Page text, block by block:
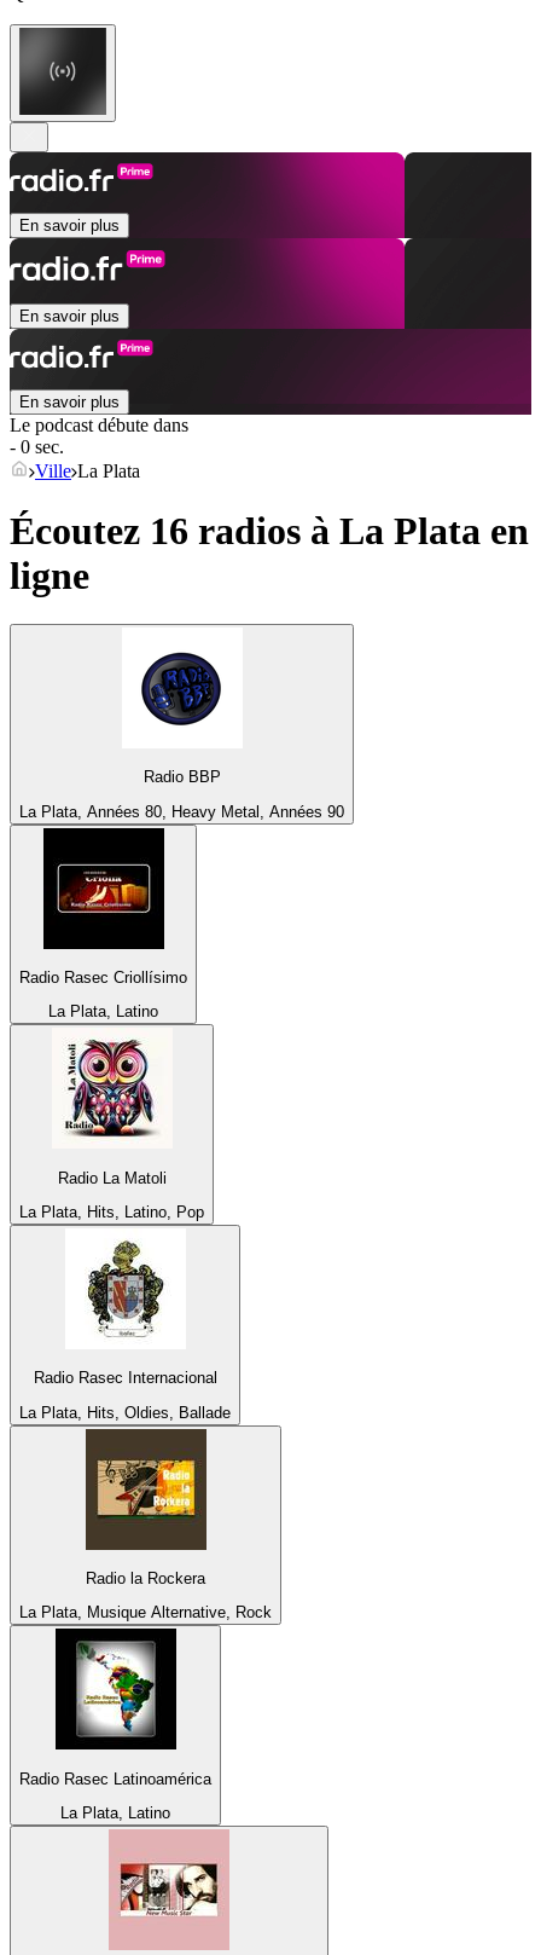
En savoir plus
En savoir plus
En savoir plus
Le podcast débute dans
- 0 sec.
Ville La Plata
Écoutez 16 radios à La Plata en
ligne
Radio BBP
La Plata, Années 80, Heavy Metal, Années 90
Radio Rasec Criollísimo
La Plata, Latino
Radio La Matoli
La Plata, Hits, Latino, Pop
Radio Rasec Internacional
La Plata, Hits, Oldies, Ballade
Radio la Rockera
La Plata, Musique Alternative, Rock
Radio Rasec Latinoamérica
La Plata, Latino